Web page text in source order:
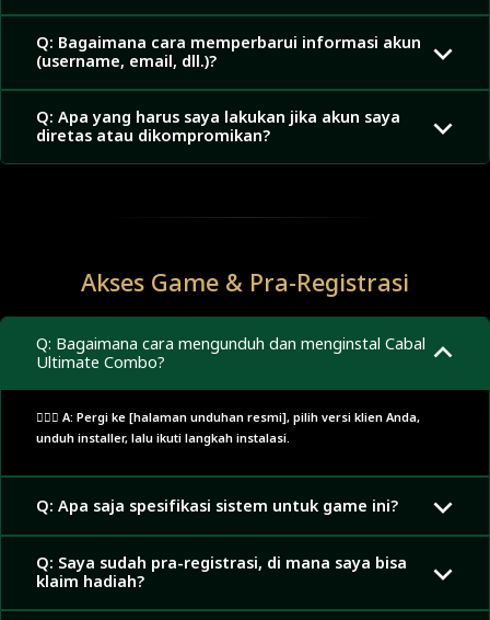
Q: Bagaimana cara memperbarui informasi akun
(username, email, dll.)?
Q: Apa yang harus saya lakukan jika akun saya
diretas atau dikompromikan?
Akses Game & Pra-Registrasi
Q: Bagaimana cara mengunduh dan menginstal Cabal
Ultimate Combo?
🙋🏼‍♂️ A: Pergi ke [halaman unduhan resmi], pilih versi klien Anda,
unduh installer, lalu ikuti langkah instalasi.
Q: Apa saja spesifikasi sistem untuk game ini?
Q: Saya sudah pra-registrasi, di mana saya bisa
klaim hadiah?